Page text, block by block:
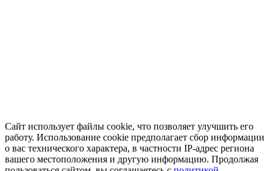
Сайт использует файлы cookie, что позволяет улучшить его
работу. Использование cookie предполагает сбор информации
о вас технического характера, в частности IP-адрес региона
вашего местоположения и другую информацию. Продолжая